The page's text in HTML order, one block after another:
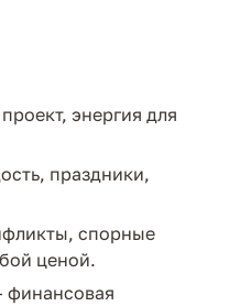
энергия для
праздники,
спорные
ценой.
финансовая